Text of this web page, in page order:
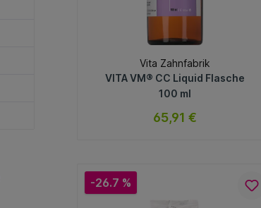
Vita Zahnfabrik
VITA VM® CC Liquid Flasche
100 ml
65,91 €
-26.7 %